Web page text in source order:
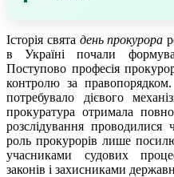
Історія свята день прокурора
в Україні почали
Поступово професія
контролю за
потребувало дієвого
прокуратура отримала
розслідування
роль прокурорів лише
учасниками судових
законів і захисниками